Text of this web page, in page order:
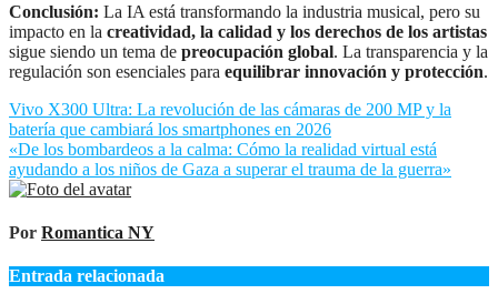
Conclusión: La IA está transformando la industria musical, pero su
impacto en la creatividad, la calidad y los derechos de los artistas
sigue siendo un tema de preocupación global. La transparencia y la
regulación son esenciales para equilibrar innovación y protección.
Navegación
de
entradas
Vivo X300 Ultra: La revolución de las cámaras de 200 MP y la
batería que cambiará los smartphones en 2026
«De los bombardeos a la calma: Cómo la realidad virtual está
ayudando a los niños de Gaza a superar el trauma de la guerra»
Por Romantica NY
Entrada relacionada